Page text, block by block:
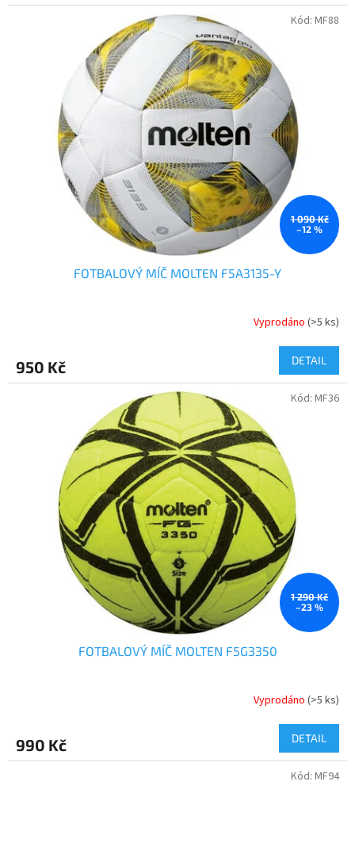
1 090 Kč
–12 %
FOTBALOVÝ MÍČ MOLTEN F5A3135-Y
Vyprodáno (>5 ks)
950 Kč DETAIL
Kód: MF88
1 290 Kč
–23 %
FOTBALOVÝ MÍČ MOLTEN F5G3350
Vyprodáno (>5 ks)
990 Kč DETAIL
Kód: MF36
Kód: MF94